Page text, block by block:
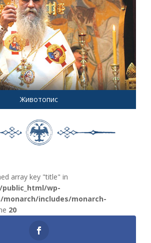
Животопис
array key "title" in
wp-
includes/monarch-
20